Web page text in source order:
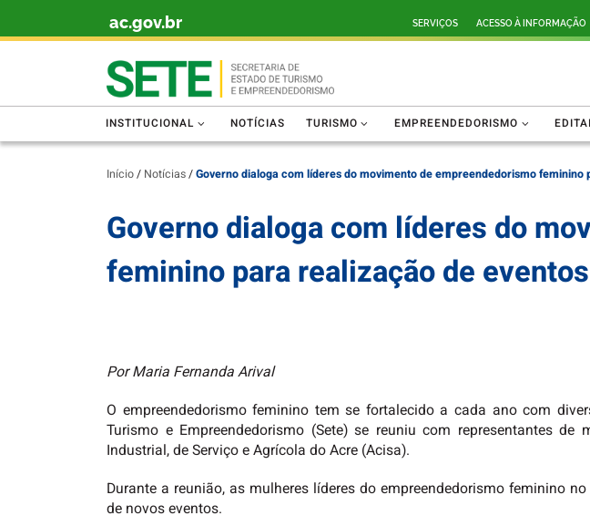
ac.gov.br SERVIÇOS ACESSO À INFORMAÇÃO
INSTITUCIONAL NOTÍCIAS TURISMO EMPREENDEDORISMO
Início/ Notícias/Governo dialoga com líderes do movimento de empreendedorismo feminino
Governo dialoga com líderes do
feminino para realização de
Por Maria Fernanda Arival
O empreendedorismo feminino tem se fortalecido a cada ano com
Turismo e Empreendedorismo (Sete) se reuniu com representantes
Industrial, de Serviço e Agrícola do Acre (Acisa).
Durante a reunião, as mulheres líderes do empreendedorismo feminino
de novos eventos.